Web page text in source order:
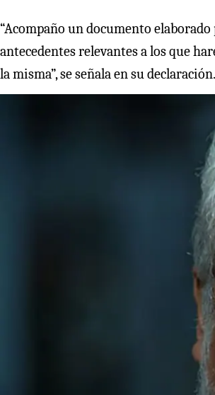
“Acompaño un documento
antecedentes relevantes a los que
la misma”, se señala en su declaración.